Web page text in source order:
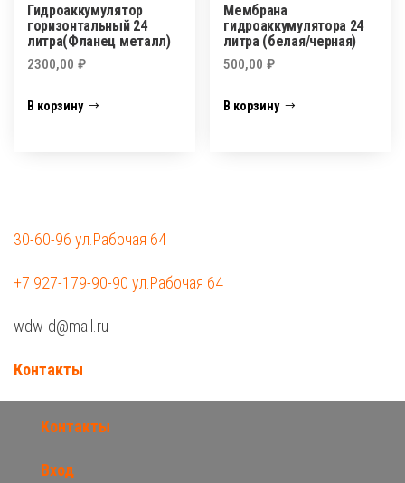
Гидроаккумулятор
горизонтальный 24
литра(Фланец металл)
2300,00 ₽
В корзину
Мембрана
гидроаккумулятора 24
литра (белая/черная)
500,00₽
В корзину
30-60-96 ул.Рабочая 64
+7 927-179-90-90 ул.Рабочая 64
wdw-d@mail.ru
Контакты
Контакты
Вход